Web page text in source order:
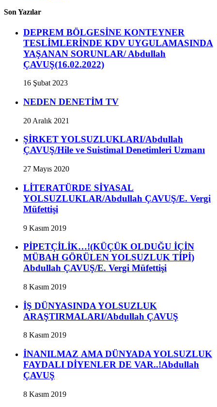
Son Yazılar
DEPREM BÖLGESİNE KONTEYNER
TESLİMLERİNDE KDV UYGULAMASINDA
YAŞANAN SORUNLAR/ Abdullah
ÇAVUŞ(16.02.2022)
16 Şubat 2023
NEDEN DENETİM TV
20 Aralık 2021
ŞİRKET YOLSUZLUKLARI/Abdullah
ÇAVUŞ/Hile ve Suistimal Denetimleri Uzmanı
27 Mayıs 2020
LİTERATÜRDE SİYASAL
YOLSUZLUKLAR/Abdullah ÇAVUŞ/E. Vergi
Müfettişi
9 Kasım 2019
PİPETÇİLİK…!(KÜÇÜK OLDUĞU İÇİN
MÜBAH GÖRÜLEN YOLSUZLUK TİPİ)
Abdullah ÇAVUŞ/E. Vergi Müfettişi
8 Kasım 2019
İŞ DÜNYASINDA YOLSUZLUK
ARAŞTIRMALARI/Abdullah ÇAVUŞ
8 Kasım 2019
İNANILMAZ AMA DÜNYADA YOLSUZLUK
FAYDALI DİYENLER DE VAR..!Abdullah
ÇAVUŞ
8 Kasım 2019